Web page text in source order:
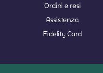
Ordini e resi
Assistenza
Fidelity Card